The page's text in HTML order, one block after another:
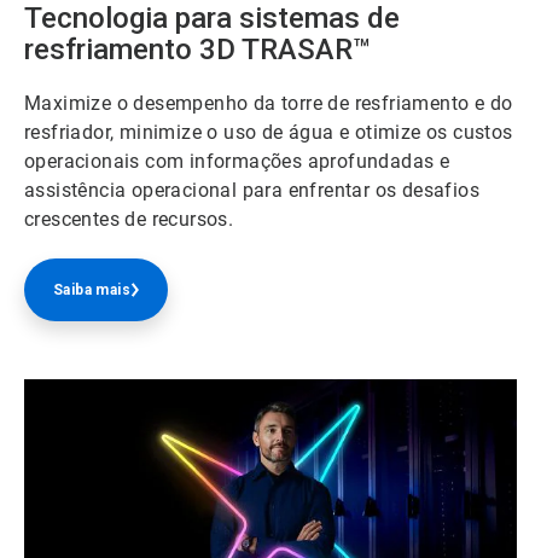
Tecnologia para sistemas de
resfriamento 3D TRASAR™
Maximize o desempenho da torre de resfriamento e do
resfriador, minimize o uso de água e otimize os custos
operacionais com informações aprofundadas e
assistência operacional para enfrentar os desafios
crescentes de recursos.
Saiba mais